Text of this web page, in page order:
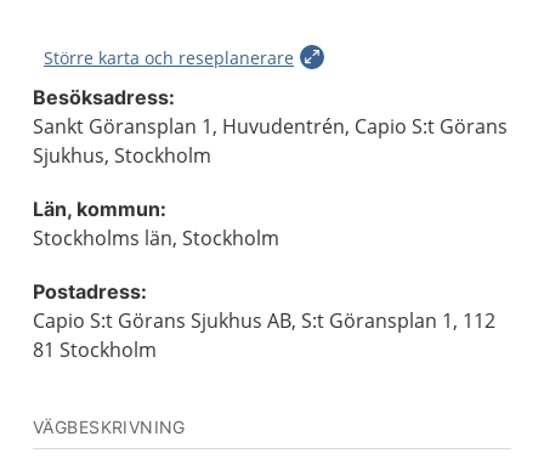
Större karta och reseplanerare
Besöksadress:
Sankt Göransplan 1, Huvudentrén, Capio S:t Görans
Sjukhus, Stockholm
Län, kommun:
Stockholms län, Stockholm
Postadress:
Capio S:t Görans Sjukhus AB, S:t Göransplan 1, 112
81 Stockholm
VÄGBESKRIVNING